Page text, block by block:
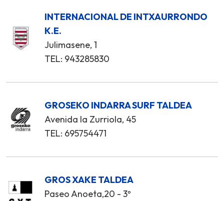
INTERNACIONAL DE INTXAURRONDO
K.E.
Julimasene, 1
TEL: 943285830
GROSEKO INDARRA SURF TALDEA
Avenida la Zurriola, 45
TEL: 695754471
GROS XAKE TALDEA
Paseo Anoeta,20 - 3º